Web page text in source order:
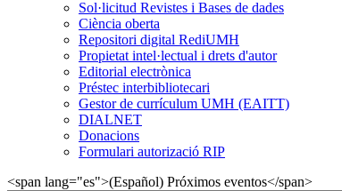
Sol·licitud Revistes i Bases de dades
Ciència oberta
Repositori digital RediUMH
Propietat intel·lectual i drets d'autor
Editorial electrònica
Préstec interbibliotecari
Gestor de currículum UMH (EAITT)
DIALNET
Donacions
Formulari autorizació RIP
<span lang="es">(Español) Próximos eventos</span>